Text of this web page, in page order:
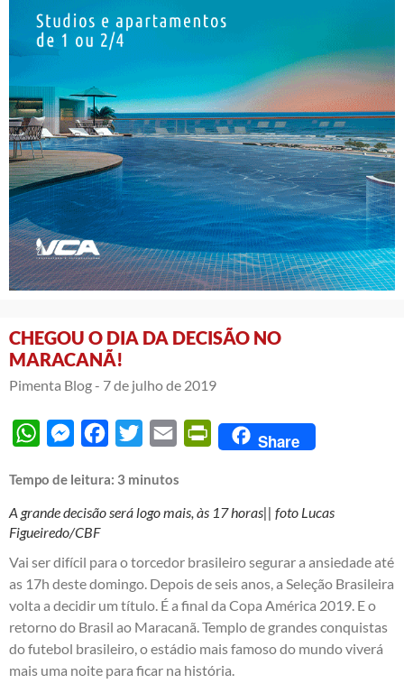
CHEGOU O DIA DA DECISÃO NO
MARACANÃ!
Pimenta Blog - 7 de julho de 2019
WhatsAppMessengerFacebook
Twitter Email PrintFriendly
Share
Tempo de leitura: 3 minutos
A grande decisão será logo mais, às 17 horas|| foto Lucas
Figueiredo/CBF
Vai ser difícil para o torcedor brasileiro segurar a ansiedade até
as 17h deste domingo. Depois de seis anos, a Seleção Brasileira
volta a decidir um título. É a final da Copa América 2019. E o
retorno do Brasil ao Maracanã. Templo de grandes conquistas
do futebol brasileiro, o estádio mais famoso do mundo viverá
mais uma noite para ficar na história.